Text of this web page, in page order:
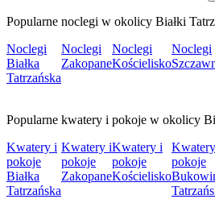
Popularne noclegi w okolicy Białki
Noclegi
Białka
Tatrzańska
Noclegi
Zakopane
Noclegi
Kościelisko
Noclegi
Popularne kwatery i pokoje w okolicy
Kwatery i
pokoje
Białka
Tatrzańska
Kwatery i
pokoje
Zakopane
Kwatery i
pokoje
Kościelisko
pokoje